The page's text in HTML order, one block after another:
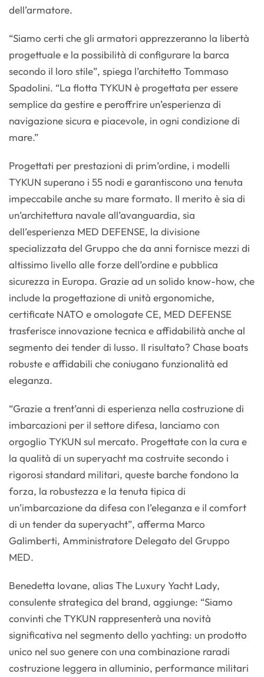
dell’armatore.
“Siamo certi che gli armatori apprezzeranno la libertà
progettuale e la possibilità di configurare la barca
secondo il loro stile”, spiega l’architetto Tommaso
Spadolini. “La flotta TYKUN è progettata per essere
semplice da gestire e peroffrire un’esperienza di
navigazione sicura e piacevole, in ogni condizione di
mare.”
Progettati per prestazioni di prim’ordine, i modelli
TYKUN superano i 55 nodi e garantiscono una tenuta
impeccabile anche su mare formato. Il merito è sia di
un’architettura navale all’avanguardia, sia
dell’esperienza MED DEFENSE, la divisione
specializzata del Gruppo che da anni fornisce mezzi di
altissimo livello alle forze dell’ordine e pubblica
sicurezza in Europa. Grazie ad un solido know-how, che
include la progettazione di unità ergonomiche,
certificate NATO e omologate CE, MED DEFENSE
trasferisce innovazione tecnica e affidabilità anche al
segmento dei tender di lusso. Il risultato? Chase boats
robuste e affidabili che coniugano funzionalità ed
eleganza.
“Grazie a trent’anni di esperienza nella costruzione di
imbarcazioni per il settore difesa, lanciamo con
orgoglio TYKUN sul mercato. Progettate con la cura e
la qualità di un superyacht ma costruite secondo i
rigorosi standard militari, queste barche fondono la
forza, la robustezza e la tenuta tipica di
un’imbarcazione da difesa con l’eleganza e il comfort
di un tender da superyacht”, afferma Marco
Galimberti, Amministratore Delegato del Gruppo
MED.
Benedetta Iovane, alias The Luxury Yacht Lady,
consulente strategica del brand, aggiunge: “Siamo
convinti che TYKUN rappresenterà una novità
significativa nel segmento dello yachting: un prodotto
unico nel suo genere con una combinazione raradi
costruzione leggera in alluminio, performance militari